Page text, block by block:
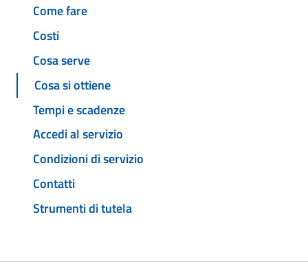
Come fare
Costi
Cosa serve
Cosa si ottiene
Tempi e scadenze
Accedi al servizio
Condizioni di servizio
Contatti
Strumenti di tutela